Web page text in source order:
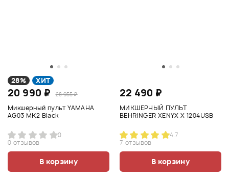
28% ХИТ
20 990 ₽ 28 955 ₽
Микшерный пульт YAMAHA
AG03 MK2 Black
0
0 отзывов
В корзину
22 490 ₽
МИКШЕРНЫЙ ПУЛЬТ
BEHRINGER XENYX X 1204USB
4.7
7 отзывов
В корзину